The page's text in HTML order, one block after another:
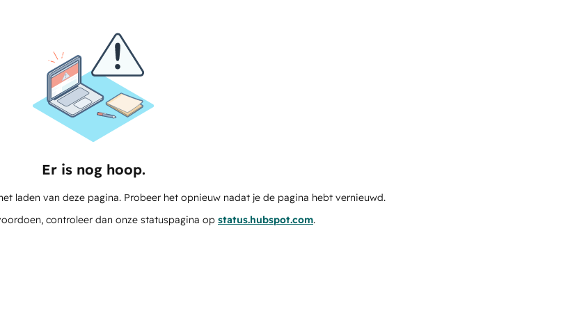
Er is nog hoop.
laden van deze pagina. Probeer het opnieuw nadat je de pagina hebt vernieuwd.
controleer dan onze statuspagina op status.hubspot.com.